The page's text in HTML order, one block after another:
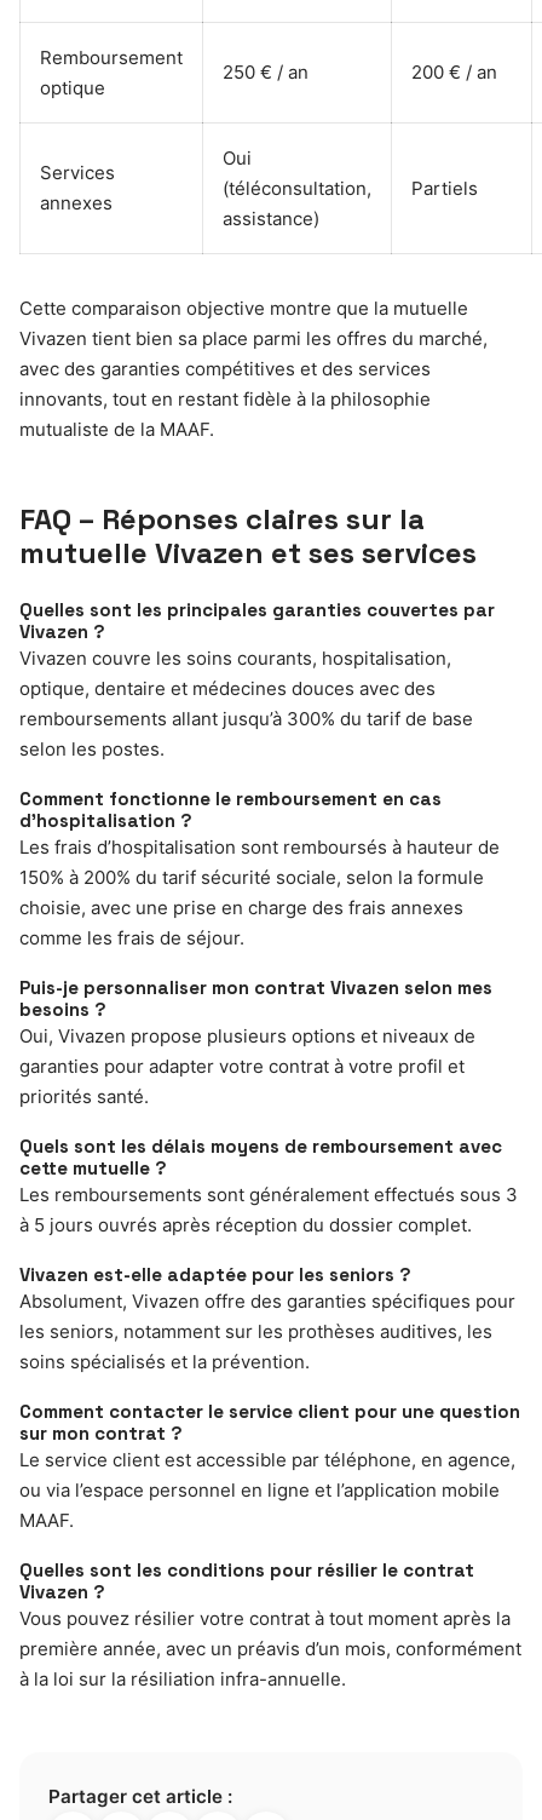
Remboursement
optique
250 € / an 200 € / an
Services
annexes
Oui
(téléconsultation,
assistance)
Partiels
Cette comparaison objective montre que la mutuelle
Vivazen tient bien sa place parmi les offres du marché,
avec des garanties compétitives et des services
innovants, tout en restant fidèle à la philosophie
mutualiste de la MAAF.
FAQ – Réponses claires sur la
mutuelle Vivazen et ses services
Quelles sont les principales garanties couvertes par
Vivazen ?
Vivazen couvre les soins courants, hospitalisation,
optique, dentaire et médecines douces avec des
remboursements allant jusqu’à 300% du tarif de base
selon les postes.
Comment fonctionne le remboursement en cas
d’hospitalisation ?
Les frais d’hospitalisation sont remboursés à hauteur de
150% à 200% du tarif sécurité sociale, selon la formule
choisie, avec une prise en charge des frais annexes
comme les frais de séjour.
Puis-je personnaliser mon contrat Vivazen selon mes
besoins ?
Oui, Vivazen propose plusieurs options et niveaux de
garanties pour adapter votre contrat à votre profil et
priorités santé.
Quels sont les délais moyens de remboursement avec
cette mutuelle ?
Les remboursements sont généralement effectués sous 3
à 5 jours ouvrés après réception du dossier complet.
Vivazen est-elle adaptée pour les seniors ?
Absolument, Vivazen offre des garanties spécifiques pour
les seniors, notamment sur les prothèses auditives, les
soins spécialisés et la prévention.
Comment contacter le service client pour une question
sur mon contrat ?
Le service client est accessible par téléphone, en agence,
ou via l’espace personnel en ligne et l’application mobile
MAAF.
Quelles sont les conditions pour résilier le contrat
Vivazen ?
Vous pouvez résilier votre contrat à tout moment après la
première année, avec un préavis d’un mois, conformément
à la loi sur la résiliation infra-annuelle.
Partager cet article :